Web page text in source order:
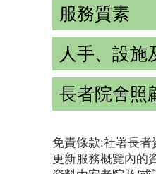
服務質素
人手、設施
長者院舍照
免責條款:社署長
更新服務概覽內的